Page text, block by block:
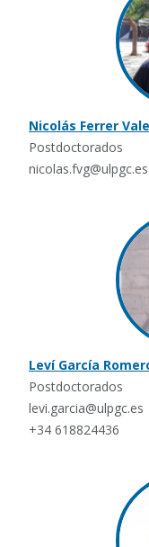
Nicolás Ferrer
Postdoctorados
nicolas.fvg@ulpgc.es
Leví García
Postdoctorados
levi.garcia@ulpgc.es
+34 618824436